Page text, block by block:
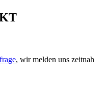
, wir melden uns zeitnah